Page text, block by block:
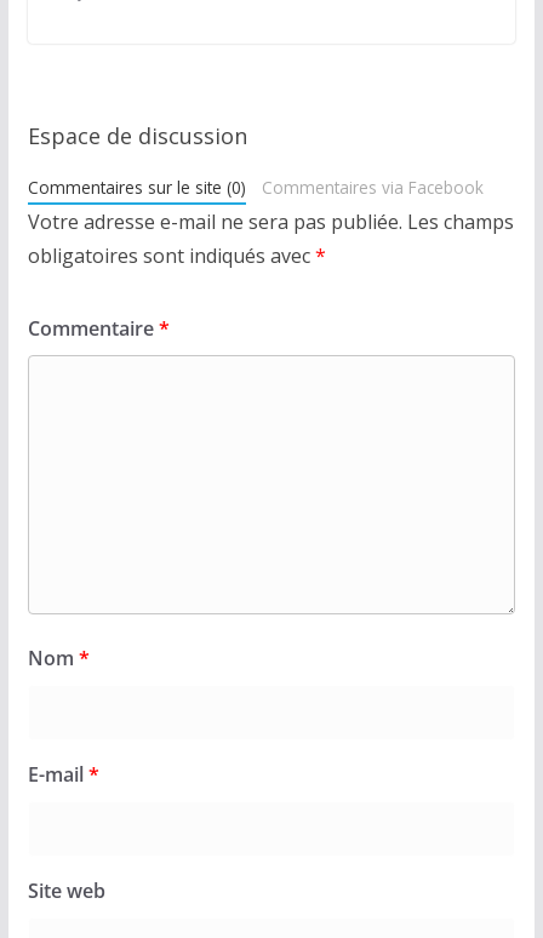
Espace de discussion
Commentaires sur le site (0) Commentaires via Facebook
Votre adresse e-mail ne sera pas publiée. Les champs
obligatoires sont indiqués avec*
Commentaire*
Nom *
E-mail*
Site web